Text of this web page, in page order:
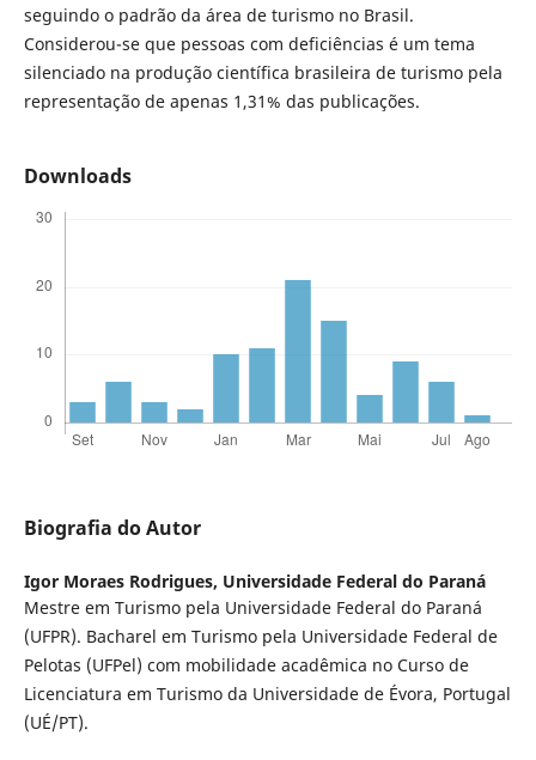
seguindo o padrão da área de turismo no Brasil.
Considerou-se que pessoas com deficiências é um tema
silenciado na produção científica brasileira de turismo pela
representação de apenas 1,31% das publicações.
Downloads
Biografia do Autor
Igor Moraes Rodrigues, Universidade Federal do Paraná
Mestre em Turismo pela Universidade Federal do Paraná
(UFPR). Bacharel em Turismo pela Universidade Federal de
Pelotas (UFPel) com mobilidade acadêmica no Curso de
Licenciatura em Turismo da Universidade de Évora, Portugal
(UÉ/PT).